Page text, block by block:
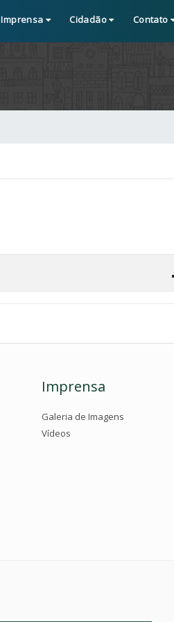
Imprensa Cidadão Contato
Imprensa
Galeria de Imagens
Vídeos